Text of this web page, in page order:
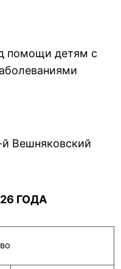
помощи детям с
Вешняковский
ГОДА